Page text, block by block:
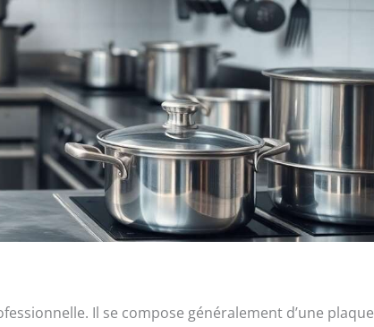
Il se compose généralement d’une plaque